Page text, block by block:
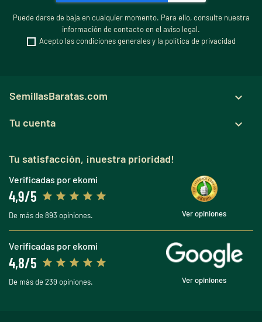
Puede darse de baja en cualquier momento. Para ello, consulte nuestra
información de contacto en el aviso legal.
Acepto las condiciones generales y la política de privacidad
SemillasBaratas.com 
Tu cuenta 
Tu satisfacción, ¡nuestra prioridad!
Verificadas por ekomi
4,9/5
De más de 893 opiniones. Ver opiniones
Verificadas por ekomi
4,8/5
De más de 239 opiniones. Ver opiniones